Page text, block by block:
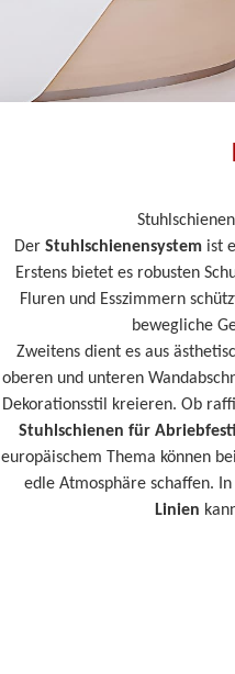
DerStuhlschienensystem ist
Erstens bietet es robusten
Fluren und Esszimmern
bewegliche
Zweitens dient es aus
oberen und unteren
Dekorationsstil kreieren. Ob
Stuhlschienen für
europäischem Thema können
edle Atmosphäre schaffen.
Linien